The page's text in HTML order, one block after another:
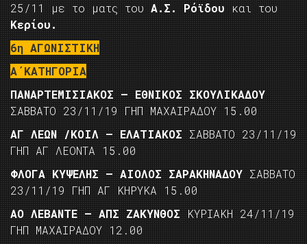
25/11 με το ματς του Α.Σ. Ρόϊδου και του
Κερίου.
6η ΑΓΩΝΙΣΤΙΚΗ
Α΄ΚΑΤΗΓΟΡΙΑ
ΠΑΝΑΡΤΕΜΙΣΙΑΚΟΣ – ΕΘΝΙΚΟΣ ΣΚΟΥΛΙΚΑΔΟΥ
ΣΑΒΒΑΤΟ 23/11/19 ΓΗΠ ΜΑΧΑΙΡΑΔΟΥ 15.00
ΑΓ ΛΕΩΝ /ΚΟΙΛ – ΕΛΑΤΙΑΚΟΣ ΣΑΒΒΑΤΟ 23/11/19
ΓΗΠ ΑΓ ΛΕΟΝΤΑ 15.00
ΦΛΟΓΑ ΚΥΨΕΛΗΣ – ΑΙΟΛΟΣ ΣΑΡΑΚΗΝΑΔΟΥ ΣΑΒΒΑΤΟ
23/11/19 ΓΗΠ ΑΓ ΚΗΡΥΚΑ 15.00
ΑΟ ΛΕΒΑΝΤΕ – ΑΠΣ ΖΑΚΥΝΘΟΣ ΚΥΡΙΑΚΗ 24/11/19
ΓΗΠ ΜΑΧΑΙΡΑΔΟΥ 12.00